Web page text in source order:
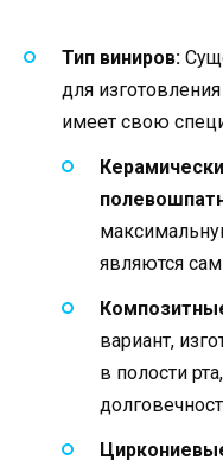
Тип виниров:
для
имеет свою
являются
вариант,
в полости